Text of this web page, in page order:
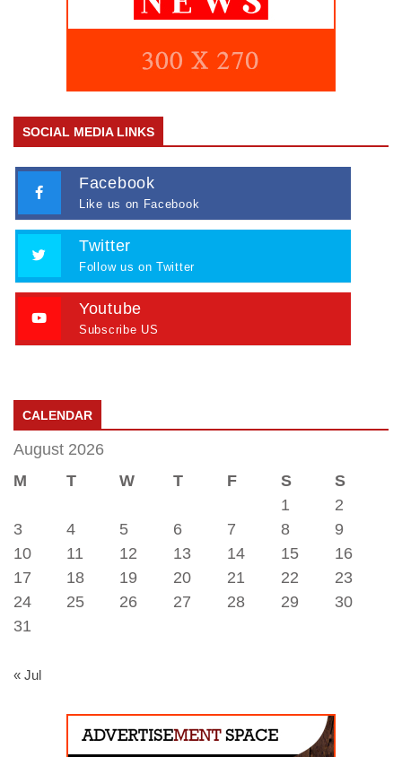
SOCIAL MEDIA LINKS
Facebook
Like us on Facebook
Twitter
Follow us on Twitter
Youtube
Subscribe US
CALENDAR
August 2026
M
T W T F S
S
1
2
3
4 5 6 7 8
9
10
11 12 13 14 15
16
17
18 19 20 21 22
23
24
25 26 27 28 29
30
31
« Jul